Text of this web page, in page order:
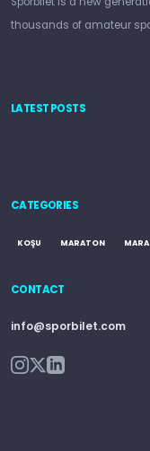
thousands of amateur
LATEST POSTS
CATEGORIES
KOŞU MARATON
CONTACT
info@sporbilet.com